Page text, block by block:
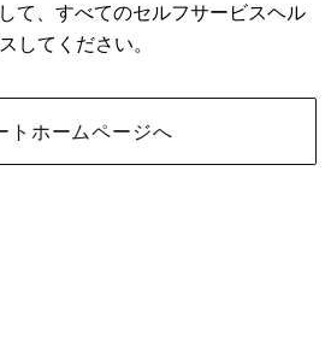
て、すべてのセルフサービスヘル
してください。
トホームページへ